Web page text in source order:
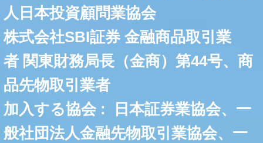
人日本投資顧問業協会
株式会社SBI証券 金融商品取引業
者 関東財務局長（金商）第44号、商
品先物取引業者
加入する協会 : 日本証券業協会、一
般社団法人金融先物取引業協会、一